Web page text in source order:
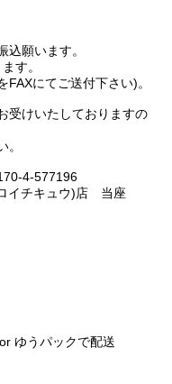
願います。
す。
にてご送付下さい)。
受けいたしておりますの
4-577196
イチキュウ)店 当座
ゆうパックで配送